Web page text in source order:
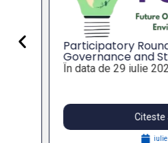
Participatory
Governance and
for Resilient Public
În data de 29 iulie 2026,
Citeste
iulie 29,